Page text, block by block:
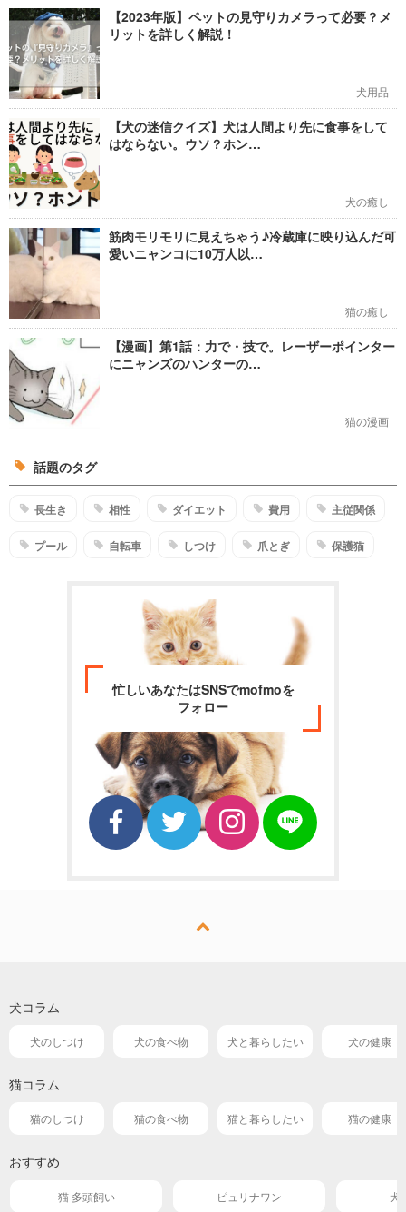
【2023年版】ペットの見守りカメラって必要？メ
リットを詳しく解説！
犬用品
【犬の迷信クイズ】犬は人間より先に食事をして
はならない。ウソ？ホン…
犬の癒し
筋肉モリモリに見えちゃう♪冷蔵庫に映り込んだ可
愛いニャンコに10万人以…
猫の癒し
【漫画】第1話：力で・技で。レーザーポインター
にニャンズのハンターの…
猫の漫画
話題のタグ
長生き 相性 ダイエット 費用 主従関係
プール 自転車 しつけ 爪とぎ 保護猫
忙しいあなたはSNSでmofmoを
フォロー
犬コラム
犬のしつけ 犬の食べ物 犬と暮らしたい 犬の健康
猫コラム
猫のしつけ 猫の食べ物 猫と暮らしたい 猫の健康
おすすめ
猫 多頭飼い ピュリナワン 犬